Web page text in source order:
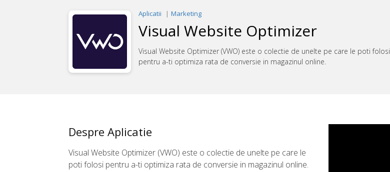
Aplicatii Marketing
Visual Website Optimizer
Visual Website Optimizer (VWO) este o colectie de unelte pe care le poti folosi
pentru a-ti optimiza rata de conversie in magazinul online.
Despre Aplicatie
Visual Website Optimizer (VWO) este o colectie de unelte pe care le
poti folosi pentru a-ti optimiza rata de conversie in magazinul online.